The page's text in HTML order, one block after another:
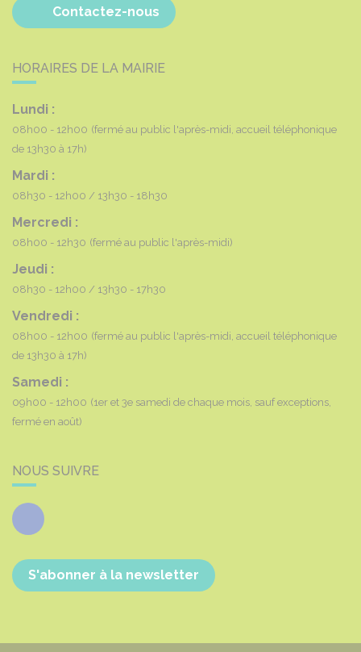
Contactez-nous
HORAIRES DE LA MAIRIE
Lundi :
08h00 - 12h00 (fermé au public l'après-midi, accueil téléphonique
de 13h30 à 17h)
Mardi :
08h30 - 12h00 13h30 - 18h30
Mercredi :
08h00 - 12h30 (fermé au public l'après-midi)
Jeudi :
08h30 - 12h00 13h30 - 17h30
Vendredi :
08h00 - 12h00 (fermé au public l'après-midi, accueil téléphonique
de 13h30 à 17h)
Samedi :
09h00 - 12h00 (1er et 3e samedi de chaque mois, sauf exceptions,
fermé en août)
NOUS SUIVRE
Facebook
S'abonner à la newsletter